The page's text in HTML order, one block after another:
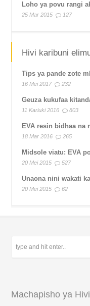
Loho ya povu rangi
25 Mar 2015 127
Hivi karibuni
Tips ya pande zote
16 Mei 2017 232
Geuza kukufaa
11 Kariuki 2016 803
EVA resin bidhaa na
18 Mar 2016 265
Midsole viatu: EVA
20 Mei 2015 527
Unaona nini wakati
20 Mei 2015 62
Machapisho ya